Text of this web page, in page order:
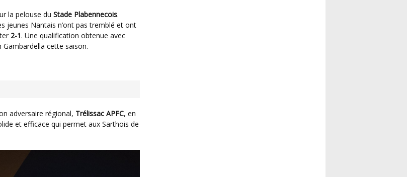
la pelouse du Stade Plabennecois.
jeunes Nantais n’ont pas tremblé et ont
2-1. Une qualification obtenue avec
cette saison.
adversaire régional, Trélissac APFC, en
et efficace qui permet aux Sarthois de